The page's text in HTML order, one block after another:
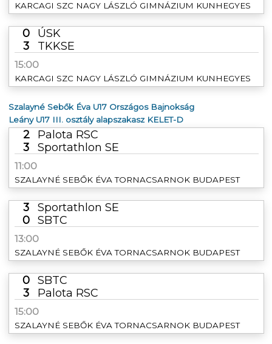
KARCAGI SZC NAGY LÁSZLÓ GIMNÁZIUM KUNHEGYES
0
ÚSK
3
TKKSE
15:00
KARCAGI SZC NAGY LÁSZLÓ GIMNÁZIUM KUNHEGYES
Szalayné Sebők Éva U17 Országos Bajnokság
Leány U17 III. osztály alapszakasz KELET-D
2
Palota RSC
3
Sportathlon SE
11:00
SZALAYNÉ SEBŐK ÉVA TORNACSARNOK BUDAPEST
3
Sportathlon SE
0
SBTC
13:00
SZALAYNÉ SEBŐK ÉVA TORNACSARNOK BUDAPEST
0
SBTC
3
Palota RSC
15:00
SZALAYNÉ SEBŐK ÉVA TORNACSARNOK BUDAPEST